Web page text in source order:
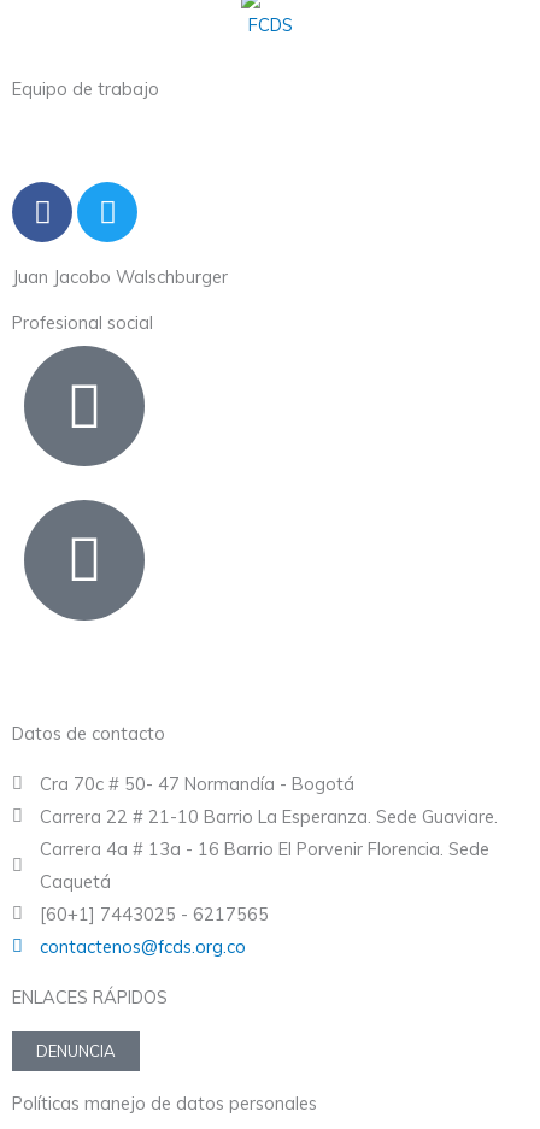
Equipo de trabajo
F
a
e
b
o
o
T
w
t
t
e
Juan Jacobo Walschburger
Profesional social
Datos de contacto
Cra 70c # 50- 47 Normandía - Bogotá
Carrera 22 # 21-10 Barrio La Esperanza. Sede Guaviare.
Carrera 4a # 13a - 16 Barrio El Porvenir Florencia. Sede
Caquetá
[60+1] 7443025 - 6217565
contactenos@fcds.org.co
ENLACES RÁPIDOS
DENUNCIA
Políticas manejo de datos personales